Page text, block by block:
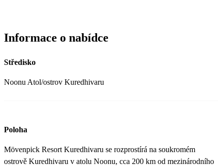
Informace o nabídce
Středisko
Noonu Atol/ostrov Kuredhivaru
Poloha
Mövenpick Resort Kuredhivaru se rozprostírá na soukromém
ostrově Kuredhivaru v atolu Noonu, cca 200 km od mezinárodního